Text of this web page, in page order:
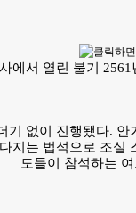
에서 열린 불기
기 없이 진행됐다.
지는 법석으로 조실
도들이 참석하는